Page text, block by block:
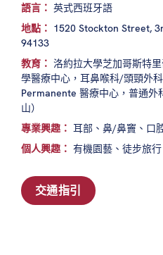
語言： 英式西班牙語
地點： 1520 Stockton Street,
94133
教育： 洛約拉大學芝加哥斯特
學醫療中心，耳鼻喉科/頭頸外
Permanente 醫療中心，普通外
山）
專業興趣： 耳部、鼻/鼻竇、口
個人興趣： 有機園藝、徒步旅
交通指引